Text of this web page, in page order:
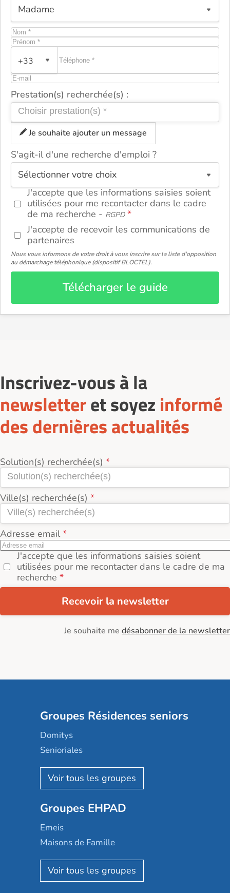
+33
Prestation(s) recherchée(s) :
Je souhaite ajouter un message
S'agit-il d'une recherche d'emploi ?
J'accepte que les informations saisies soient
utilisées pour me recontacter dans le cadre
de ma recherche - RGPD
J'accepte de recevoir les communications de
partenaires
Nous vous informons de votre droit à vous inscrire sur la liste d'opposition
au démarchage téléphonique (dispositif BLOCTEL).
Télécharger le guide
ou
Inscrivez-vous à la
newsletteret soyez informé
des dernières actualités
Solution(s) recherchée(s)
Ville(s) recherchée(s)
Adresse email
J'accepte que les informations saisies soient
utilisées pour me recontacter dans le cadre de ma
recherche
Recevoir la newsletter
Je souhaite me désabonner de la newsletter
Groupes Résidences seniors
Domitys
Senioriales
Nohée
Les Résidentiels
Mobicap
Domusvi
Happy Senior
Aquarelia
Nexity edenea
Groupes EHPAD
Emeis
Maisons de Famille
Korian
Emera